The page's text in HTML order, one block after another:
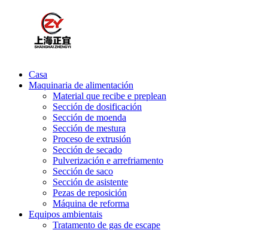
Casa
Maquinaria de alimentación
Material que recibe e preplean
Sección de dosificación
Sección de moenda
Sección de mestura
Proceso de extrusión
Sección de secado
Pulverización e arrefriamento
Sección de saco
Sección de asistente
Pezas de reposición
Máquina de reforma
Equipos ambientais
Tratamento de gas de escape